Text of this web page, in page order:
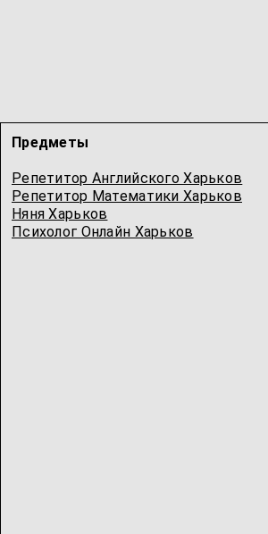
Предметы
Репетитор Английского Харьков
Репетитор Математики Харьков
Няня Харьков
Психолог Онлайн Харьков